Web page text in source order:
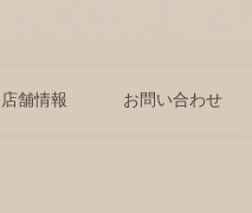
店舗情報 お問い合わせ